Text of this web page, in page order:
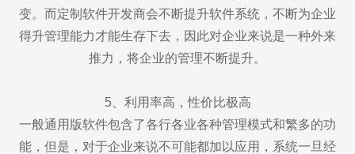
变。而定制软件开发商会不断提升软件系统，不断为企业
得升管理能力才能生存下去，因此对企业来说是一种外来
推力，将企业的管理不断提升。
5、利用率高，性价比极高
一般通用版软件包含了各行各业各种管理模式和繁多的功
能，但是，对于企业来说不可能都加以应用，系统一旦经